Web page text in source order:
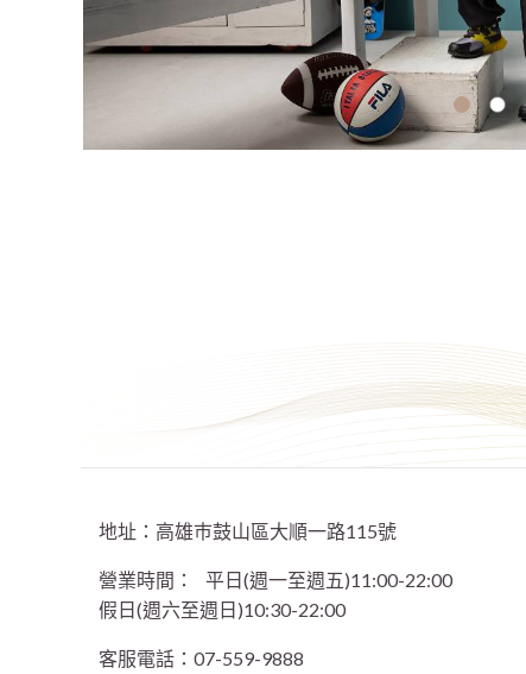
地址：高雄巿鼓山區大順一路115號
營業時間：
平日(週一至週五)11:00-22:00
假日(週六至週日)10:30-22:00
客服電話：07-559-9888